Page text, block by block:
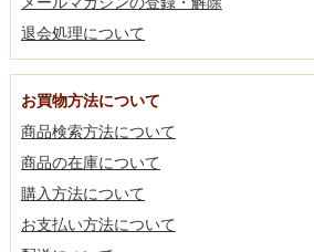
退会処理について
お買物方法について
商品検索方法について
商品の在庫について
購入方法について
お支払い方法について